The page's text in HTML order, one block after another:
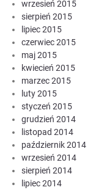
wrzesień 2015
sierpień 2015
lipiec 2015
czerwiec 2015
maj 2015
kwiecień 2015
marzec 2015
luty 2015
styczeń 2015
grudzień 2014
listopad 2014
październik 2014
wrzesień 2014
sierpień 2014
lipiec 2014